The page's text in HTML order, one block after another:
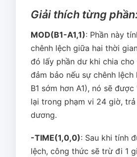
Giải thích từng
MOD(B1-A1,1): Phần này
chênh lệch giữa hai thời
đó lấy phần dư khi chia cho
đảm bảo nếu sự chênh lệch
B1 sớm hơn A1), nó sẽ
lại trong phạm vi 24 giờ,
dương.
-TIME(1,0,0): Sau khi tính
lệch, công thức sẽ trừ đi 1